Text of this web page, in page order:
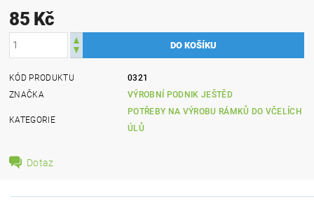
85 Kč
KÓD PRODUKTU
0321
ZNAČKA
VÝROBNÍ PODNIK JEŠTĚD
KATEGORIE
POTŘEBY NA VÝROBU RÁMKŮ DO VČELÍCH
ÚLŮ
Dotaz